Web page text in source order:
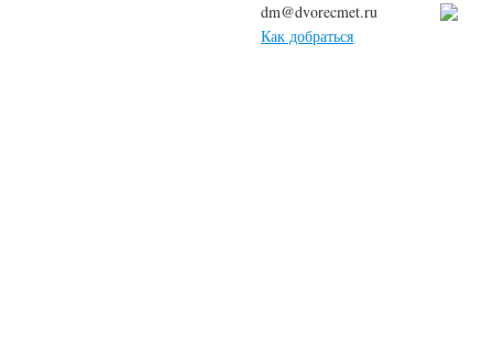
dm@dvorecmet.ru
Как добраться